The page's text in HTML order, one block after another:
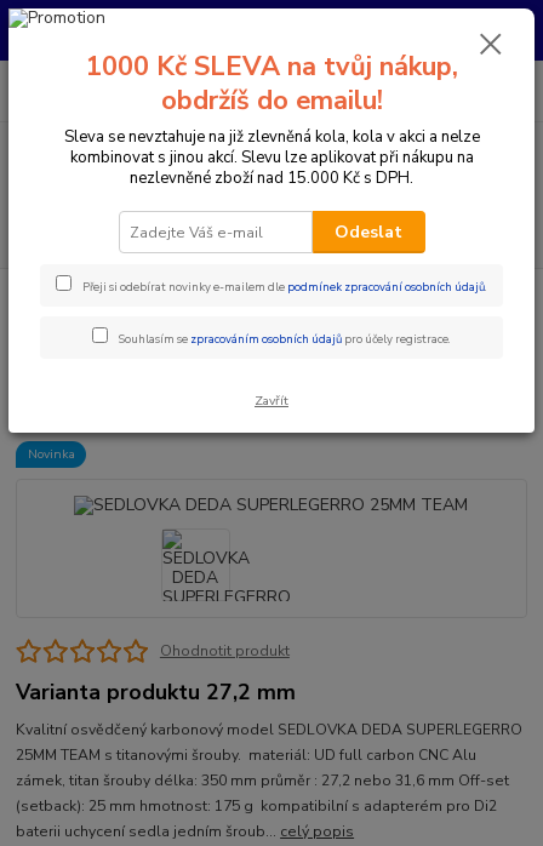
Pro nachystání kola / doplňků na prodejně si prosím zavolejte dopředu.
Menu
CZK
PO-PÁ 10:00-17:00 | SO: 9:00-12:00
Komponenty na kolo Sedlovky
Klasické sedlovky
SUPERLEGERRO 25MM TEAM
Novinka
Ohodnotit produkt
Varianta produktu 27,2 mm
Kvalitní osvědčený karbonový model SEDLOVKA DEDA SUPERLEGERRO
25MM TEAM s titanovými šrouby. materiál: UD full carbon CNC Alu
zámek, titan šrouby délka: 350 mm průměr : 27,2 nebo 31,6 mm Off-set
(setback): 25 mm hmotnost: 175 g kompatibilní s adapterém pro Di2
baterii uchycení sedla jedním šroub... celý popis
1000 Kč SLEVA na tvůj nákup,
obdržíš do emailu!
Sleva se nevztahuje na již zlevněná kola, kola v akci a nelze
kombinovat s jinou akcí. Slevu lze aplikovat při nákupu na
nezlevněné zboží nad 15.000 Kč s DPH.
Odeslat
Přeji si odebírat novinky e-mailem dle podmínek zpracování osobních údajů.
Souhlasím se zpracováním osobních údajů pro účely registrace.
Zavřít